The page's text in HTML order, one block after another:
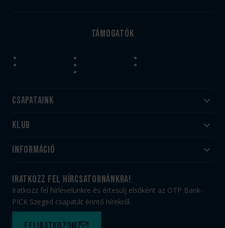
Támogatók
Csapataink
Felnőtt
Utánpótlás
Klub
#HandballFamily
Munkatársaink
PICK Aréna
Sajtóakkreditáció
Információ
Jegy- és bérletvásárlás
Webshop
iratkozz fel hírcsatornánkra!
Iratkozz fel hírlevelünkre és értesülj elsőként az OTP Bank-
PICK Szeged csapatát érintő hírekről.